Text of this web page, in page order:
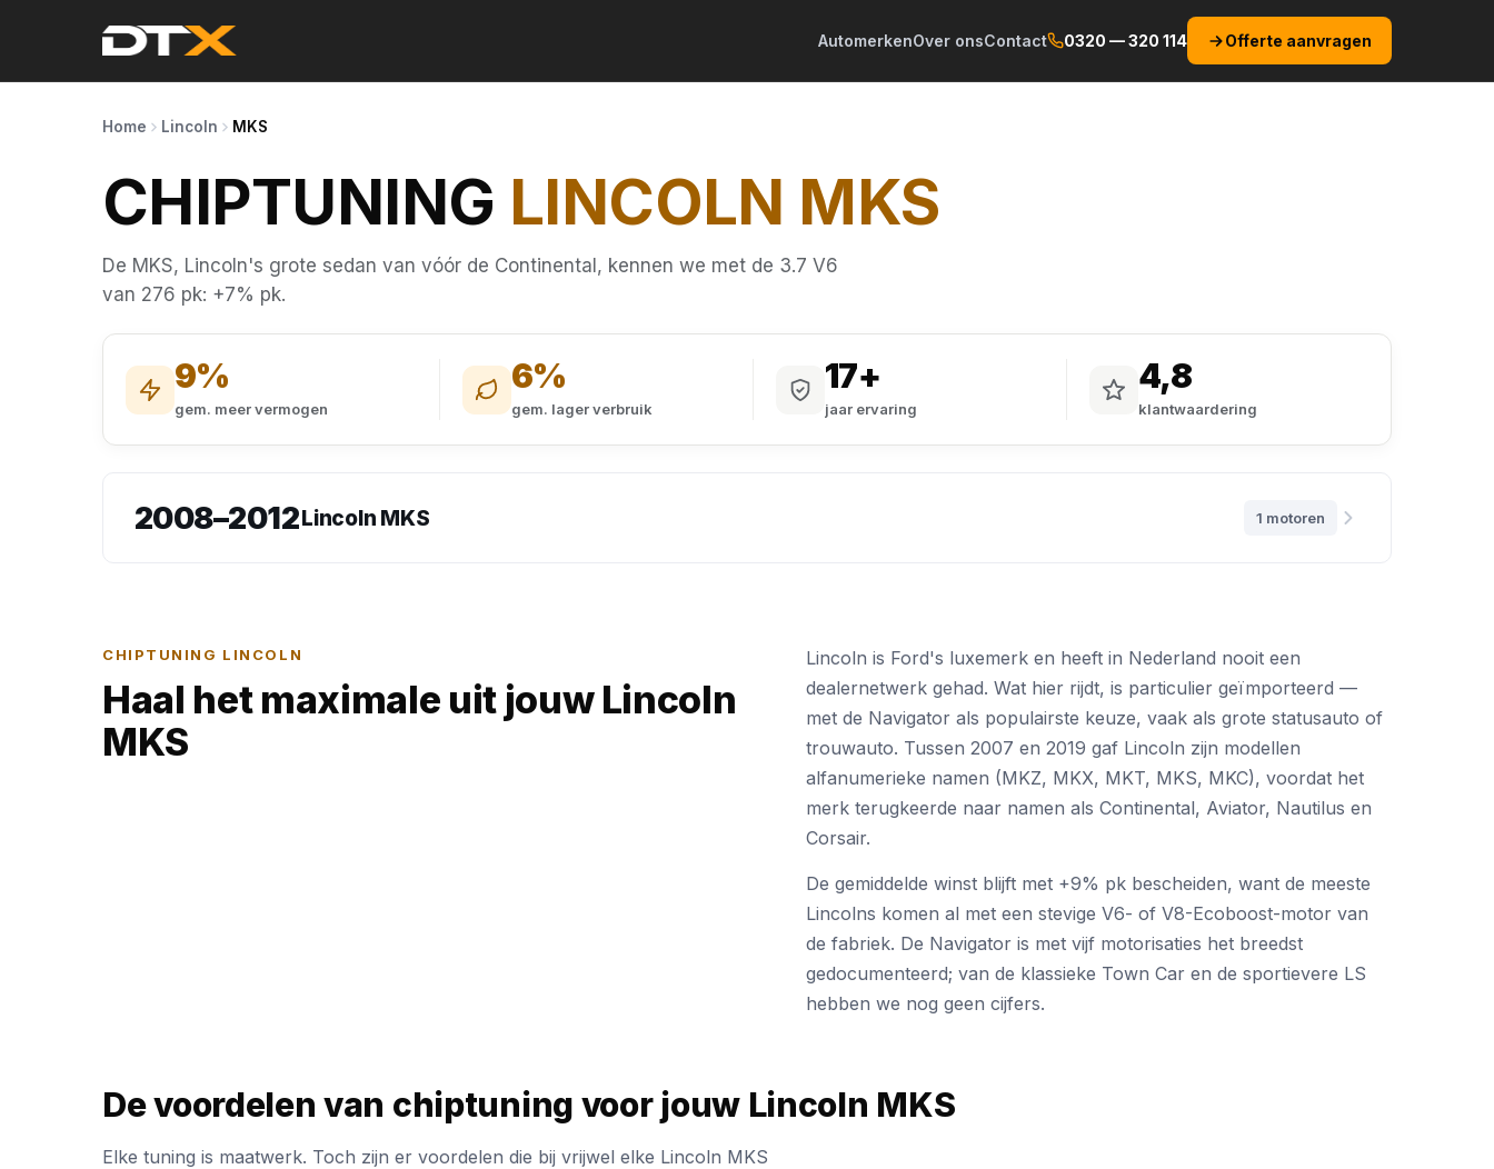
AutomerkenOver onsContact 0320 — 320 114 Offerte aanvragen
Home Lincoln MKS
CHIPTUNING LINCOLN MKS
De MKS, Lincoln's grote sedan van vóór de Continental, kennen we met de 3.7 V6
van 276 pk: +7% pk.
9%
gem. meer vermogen
6%
gem. lager verbruik
17+
jaar ervaring
4,8
klantwaardering
2008–2012Lincoln MKS 1 motoren
CHIPTUNING LINCOLN
Haal het maximale uit jouw Lincoln
MKS
Lincoln is Ford's luxemerk en heeft in Nederland nooit een
dealernetwerk gehad. Wat hier rijdt, is particulier geïmporteerd —
met de Navigator als populairste keuze, vaak als grote statusauto of
trouwauto. Tussen 2007 en 2019 gaf Lincoln zijn modellen
alfanumerieke namen (MKZ, MKX, MKT, MKS, MKC), voordat het
merk terugkeerde naar namen als Continental, Aviator, Nautilus en
Corsair.
De gemiddelde winst blijft met +9% pk bescheiden, want de meeste
Lincolns komen al met een stevige V6- of V8-Ecoboost-motor van
de fabriek. De Navigator is met vijf motorisaties het breedst
gedocumenteerd; van de klassieke Town Car en de sportievere LS
hebben we nog geen cijfers.
De voordelen van chiptuning voor jouw Lincoln MKS
Elke tuning is maatwerk. Toch zijn er voordelen die bij vrijwel elke Lincoln MKS